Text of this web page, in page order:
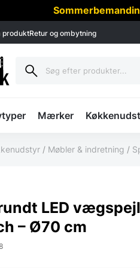
produktRetur og ombytning
Mærker
/ Møbler & indretning /
LED vægspejl
– Ø70 cm